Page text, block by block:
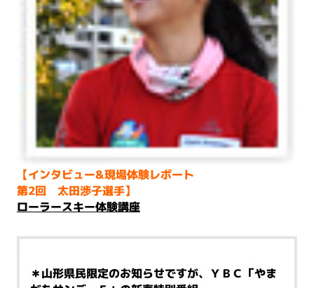
【インタビュー&現場体験レポート
第2回 太田渉子選手】
ローラースキー体験講座
＊山形県民限定のお知らせですが、ＹＢＣ「やま